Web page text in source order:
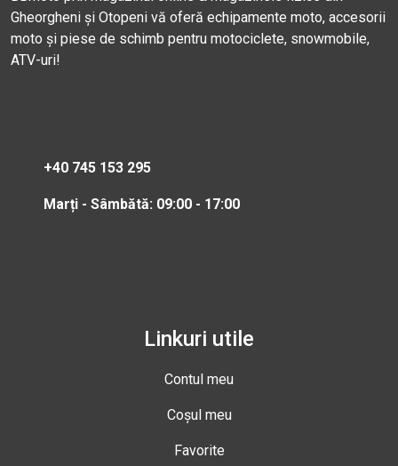
Gheorgheni și Otopeni vă oferă echipamente moto, accesorii
moto și piese de schimb pentru motociclete, snowmobile,
ATV-uri!
+40 745 153 295
Marți - Sâmbătă: 09:00 - 17:00
Linkuri utile
Contul meu
Coșul meu
Favorite